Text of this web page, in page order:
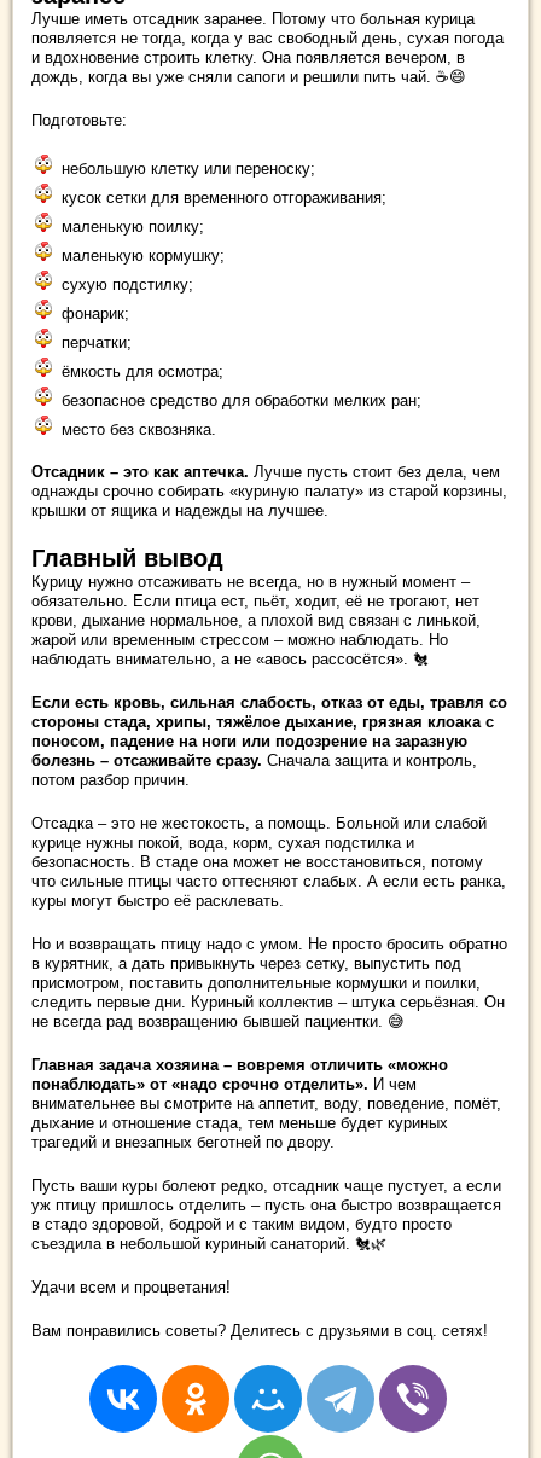
Лучше иметь отсадник заранее. Потому что больная курица
появляется не тогда, когда у вас свободный день, сухая погода
и вдохновение строить клетку. Она появляется вечером, в
дождь, когда вы уже сняли сапоги и решили пить чай. ☕😄
Подготовьте:
небольшую клетку или переноску;
кусок сетки для временного отгораживания;
маленькую поилку;
маленькую кормушку;
сухую подстилку;
фонарик;
перчатки;
ёмкость для осмотра;
безопасное средство для обработки мелких ран;
место без сквозняка.
Отсадник – это как аптечка. Лучше пусть стоит без дела, чем
однажды срочно собирать «куриную палату» из старой корзины,
крышки от ящика и надежды на лучшее.
Главный вывод
Курицу нужно отсаживать не всегда, но в нужный момент –
обязательно. Если птица ест, пьёт, ходит, её не трогают, нет
крови, дыхание нормальное, а плохой вид связан с линькой,
жарой или временным стрессом – можно наблюдать. Но
наблюдать внимательно, а не «авось рассосётся». 🐔
Если есть кровь, сильная слабость, отказ от еды, травля со
стороны стада, хрипы, тяжёлое дыхание, грязная клоака с
поносом, падение на ноги или подозрение на заразную
болезнь – отсаживайте сразу. Сначала защита и контроль,
потом разбор причин.
Отсадка – это не жестокость, а помощь. Больной или слабой
курице нужны покой, вода, корм, сухая подстилка и
безопасность. В стаде она может не восстановиться, потому
что сильные птицы часто оттесняют слабых. А если есть ранка,
куры могут быстро её расклевать.
Но и возвращать птицу надо с умом. Не просто бросить обратно
в курятник, а дать привыкнуть через сетку, выпустить под
присмотром, поставить дополнительные кормушки и поилки,
следить первые дни. Куриный коллектив – штука серьёзная. Он
не всегда рад возвращению бывшей пациентки. 😅
Главная задача хозяина – вовремя отличить «можно
понаблюдать» от «надо срочно отделить». И чем
внимательнее вы смотрите на аппетит, воду, поведение, помёт,
дыхание и отношение стада, тем меньше будет куриных
трагедий и внезапных беготней по двору.
Пусть ваши куры болеют редко, отсадник чаще пустует, а если
уж птицу пришлось отделить – пусть она быстро возвращается
в стадо здоровой, бодрой и с таким видом, будто просто
съездила в небольшой куриный санаторий. 🐔🌿
Удачи всем и процветания!
Вам понравились советы? Делитесь с друзьями в соц. сетях!